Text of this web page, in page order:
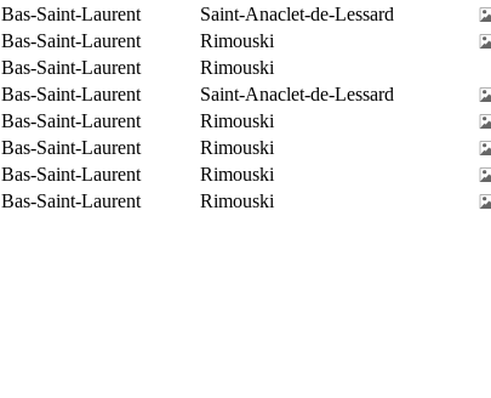
Bas-Saint-Laurent
Saint-Anaclet-de-Lessard
Bas-Saint-Laurent
Rimouski
Bas-Saint-Laurent
Rimouski
Bas-Saint-Laurent
Saint-Anaclet-de-Lessard
Bas-Saint-Laurent
Rimouski
Bas-Saint-Laurent
Rimouski
Bas-Saint-Laurent
Rimouski
Bas-Saint-Laurent Rimouski